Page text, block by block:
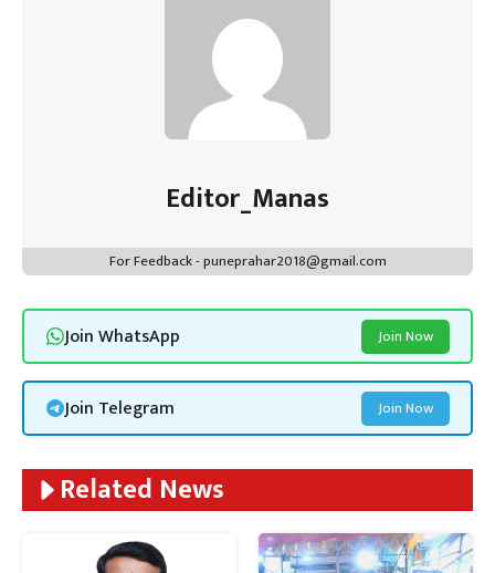
Editor_Manas
For Feedback - puneprahar2018@gmail.com
Join WhatsApp Join Now
Join Telegram Join Now
Related News